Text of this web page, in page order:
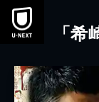
本文へスキップ
「